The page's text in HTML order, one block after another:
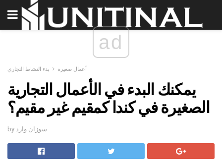
ad
أعمال صغيرة بدء النشاط التجاري
يمكنك البدء في الأعمال التجارية
الصغيرة في كندا كمقيم غير مقيم؟
by سوزان وارد